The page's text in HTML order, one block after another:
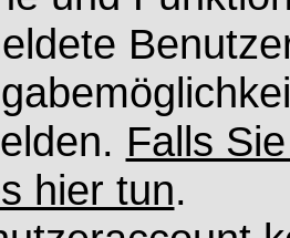
Falls
hier tun.